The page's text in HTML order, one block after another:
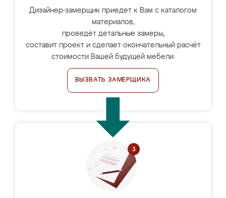
Дизайнер-замерщик приедет к Вам с каталогом
материалов,
проведёт детальные замеры,
составит проект и сделает окончательный расчёт
стоимости Вашей будущей мебели.
ВЫЗВАТЬ ЗАМЕРЩИКА